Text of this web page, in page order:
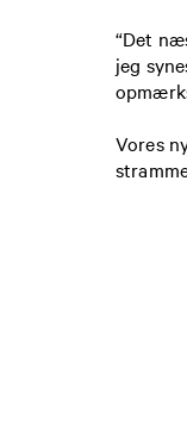
“Det
jeg
Vores